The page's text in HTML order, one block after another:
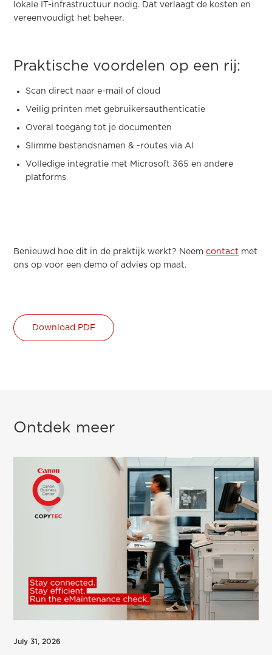
lokale IT-infrastructuur nodig. Dat verlaagt de kosten en
vereenvoudigt het beheer.
Praktische voordelen op een rij:
Scan direct naar e-mail of cloud
Veilig printen met gebruikersauthenticatie
Overal toegang tot je documenten
Slimme bestandsnamen & -routes via AI
Volledige integratie met Microsoft 365 en andere
platforms
Benieuwd hoe dit in de praktijk werkt? Neemcontact met
ons op voor een demo of advies op maat.
Download PDF
Ontdek meer
July 31, 2026